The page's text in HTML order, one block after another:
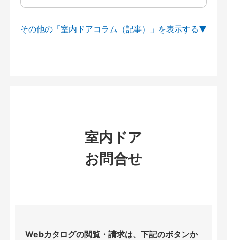
その他の「室内ドアコラム（記事）」を
室内ドア
お問合せ
Webカタログの閲覧・請求は、下記のボタンか